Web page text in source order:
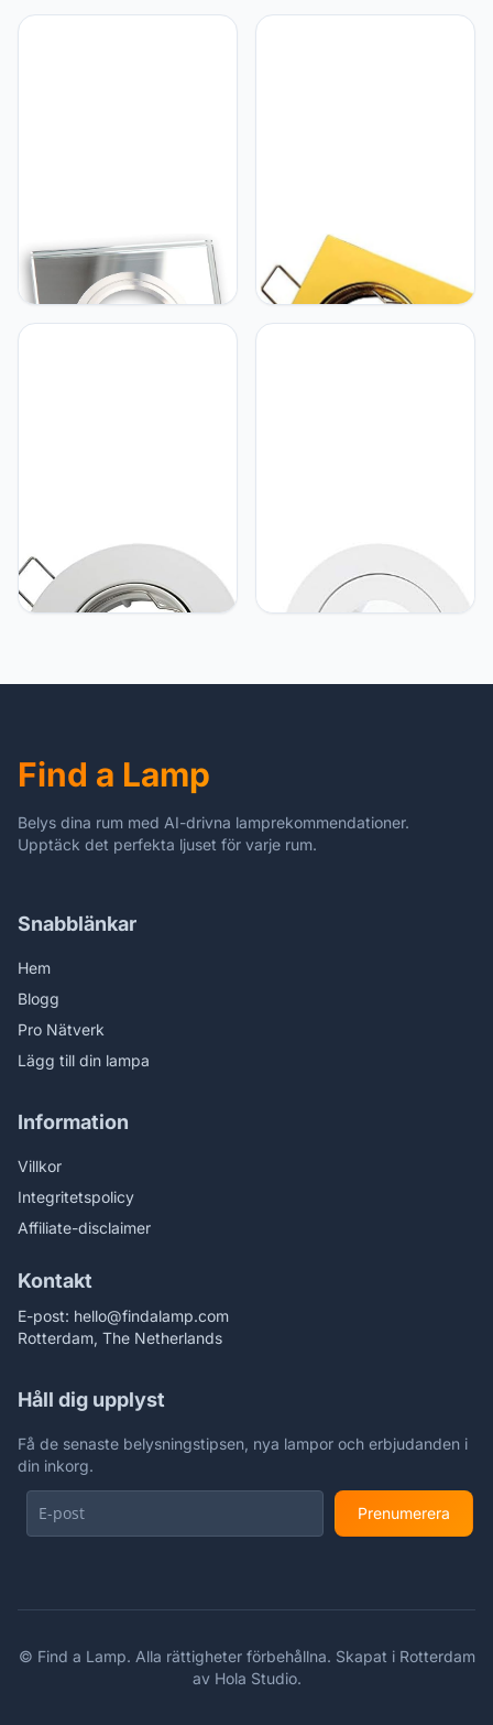
LED line Inbouwspot,
Vierkant, Glas, Chroom
LED line LED Line®
inbouwspot GU10
inbouwframe Ø75mm
boorgat 84mm aluminium
LED line LED Line®
inbouwspot GU10
inbouwframe Ø80mm
IP20/44 inbouwspot MR11
inbouwframe downlight
Find a Lamp
Belys dina rum med AI-drivna lamprekommendationer.
Upptäck det perfekta ljuset för varje rum.
Snabblänkar
Hem
Blogg
Pro Nätverk
Lägg till din lampa
Information
Villkor
Integritetspolicy
Affiliate-disclaimer
Kontakt
E-post: hello@findalamp.com
Rotterdam, The Netherlands
Håll dig upplyst
Få de senaste belysningstipsen, nya lampor och erbjudanden i
din inkorg.
Prenumerera
© Find a Lamp. Alla rättigheter förbehållna. Skapat i Rotterdam
av Hola Studio.